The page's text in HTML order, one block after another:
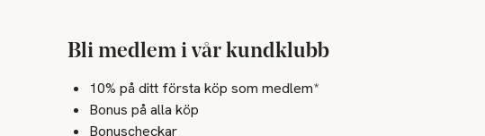
Bli medlem i vår kundklubb
10% på ditt första köp som medlem*
Bonus på alla köp
Bonuscheckar